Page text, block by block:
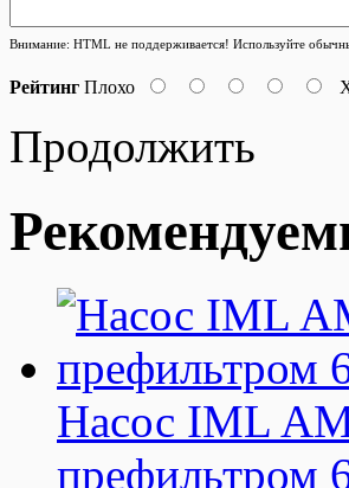
Внимание: HTML не поддерживается! Используйте
Рейтинг Плохо
Продолжить
Насос IML
префильтром